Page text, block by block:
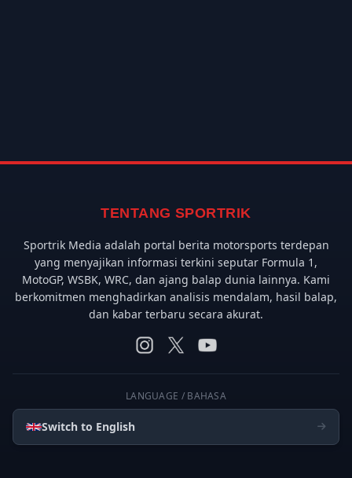
TENTANG SPORTRIK
Sportrik Media adalah portal berita motorsports terdepan
yang menyajikan informasi terkini seputar Formula 1,
MotoGP, WSBK, WRC, dan ajang balap dunia lainnya. Kami
berkomitmen menghadirkan analisis mendalam, hasil balap,
dan kabar terbaru secara akurat.
LANGUAGE / BAHASA
Switch to English